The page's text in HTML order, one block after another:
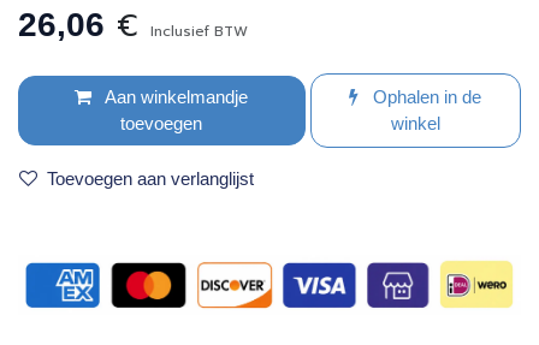
26,06 € Inclusief BTW
Aan winkelmandje
toevoegen
Ophalen in de
winkel
Toevoegen aan verlanglijst